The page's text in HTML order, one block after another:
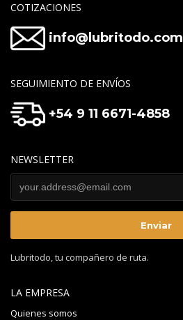
COTIZACIONES
info@lubritodo.com
SEGUIMIENTO DE ENVÍOS
+54 9 11 6671-4858
NEWSLETTER
Lubritodo, tu compañero de ruta.
LA EMPRESA
Quienes somos